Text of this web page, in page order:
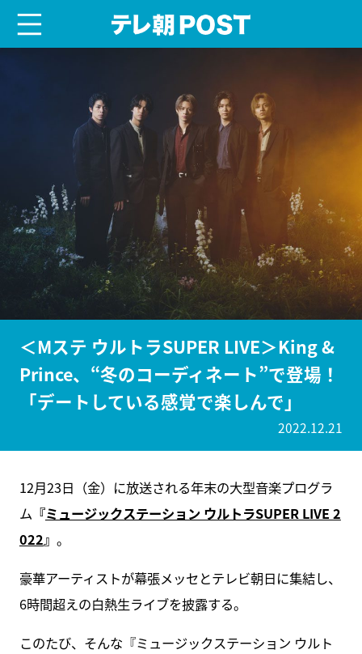
＜Mステ ウルトラSUPER LIVE＞King &
Prince、“冬のコーディネート”で登場！
「デートしている感覚で楽しんで」
2022.12.21
12月23日（金）に放送される年末の大型音楽プログラ
ム 『ミュージックステーション ウルトラSUPER LIVE 2
022』 。
豪華アーティストが幕張メッセとテレビ朝日に集結し、
6時間超えの白熱生ライブを披露する。
このたび、そんな『ミュージックステーション ウルト